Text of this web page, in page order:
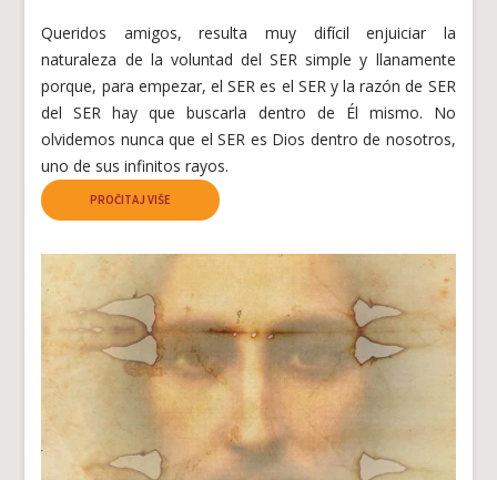
Queridos amigos, resulta muy difícil enjuiciar la
naturaleza de la voluntad del SER simple y llanamente
porque, para empezar, el SER es el SER y la razón de SER
del SER hay que buscarla dentro de Él mismo. No
olvidemos nunca que el SER es Dios dentro de nosotros,
uno de sus infinitos rayos.
PROČITAJ VIŠE